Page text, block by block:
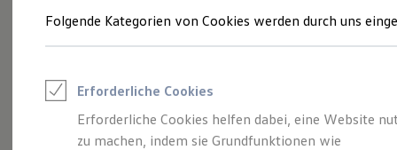
Junge Gebrauchtwagen und Gebrauchtwagen
Saisonangebote
Leasing
Leasing-Angebote
Folgende Kategorien von Cookies werden durch uns
Erforderliche Cookies
Erforderliche Cookies helfen dabei, eine Website
zu machen, indem sie Grundfunktionen wie